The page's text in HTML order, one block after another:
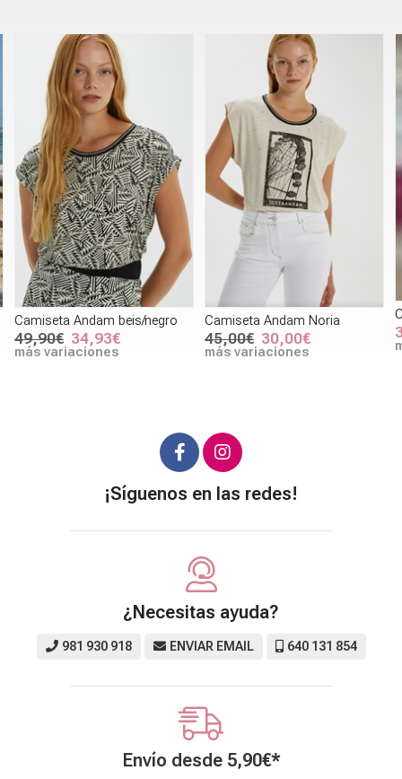
Camiseta Andam beis/negro
49,90€ 34,93€
más variaciones
Camiseta Andam Noria
45,00€ 30,00€
más variaciones
¡Síguenos en las redes!
¿Necesitas ayuda?
981 930 918 ENVIAR EMAIL 640 131 854
Envío desde 5,90€*